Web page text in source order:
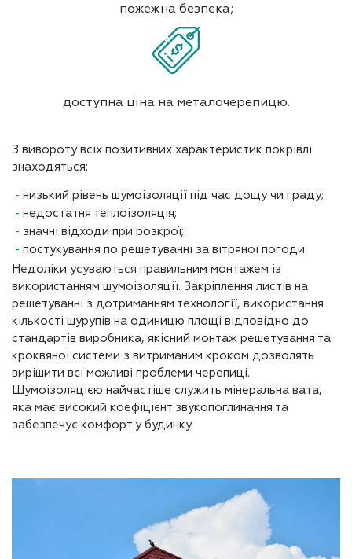
пожежна безпека;
доступна ціна на металочерепицю.
З вивороту всіх позитивних характеристик покрівлі
знаходяться:
низький рівень шумоізоляції під час дощу чи граду;
недостатня теплоізоляція;
значні відходи при розкрої;
постукування по решетуванні за вітряної погоди.
Недоліки усуваються правильним монтажем із
використанням шумоізоляції. Закріплення листів на
решетуванні з дотриманням технології, використання
кількості шурупів на одиницю площі відповідно до
стандартів виробника, якісний монтаж решетування та
кроквяної системи з витриманим кроком дозволять
вирішити всі можливі проблеми черепиці.
Шумоізоляцією найчастіше служить мінеральна вата,
яка має високий коефіцієнт звукопоглинання та
забезпечує комфорт у будинку.